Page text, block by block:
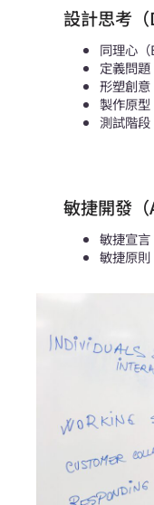
設計思考
同理心（
定義問題
形塑創意
製作原
測試階段
敏捷開發
敏捷宣
敏捷原